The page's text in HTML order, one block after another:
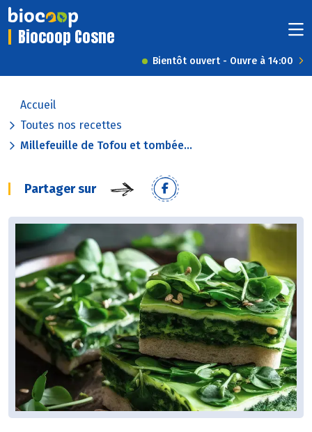
Biocoop Cosne
Bientôt ouvert - Ouvre à 14:00
Accueil
Toutes nos recettes
Millefeuille de Tofou et tombée...
Partager sur